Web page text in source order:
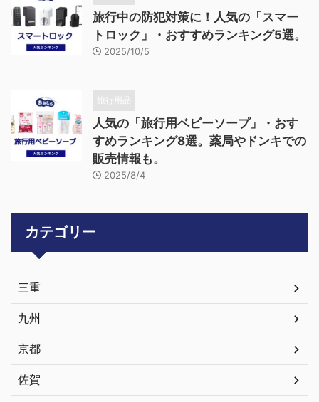
旅行中の防犯対策に！人気の「スマー
トロック」・おすすめランキング5選。
2025/10/5
旅行用品
人気の「旅行用ベビーソープ」・おす
すめランキング8選。薬局やドンキでの
販売情報も。
2025/8/4
カテゴリー
三重
九州
京都
佐賀